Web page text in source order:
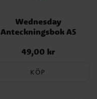
Wednesday
Anteckningsbok A5
Pris:49,00 kr
49,00 kr
KÖP